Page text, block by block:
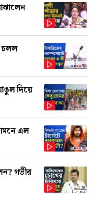
চলল
দিয়ে
এল
গভীর